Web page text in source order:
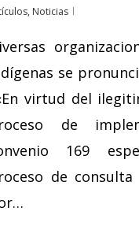
, Noticias
se
virtud del
de
169
de